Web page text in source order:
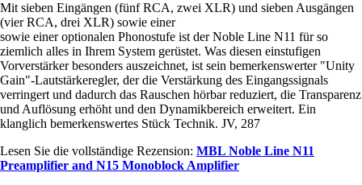
Mit sieben Eingängen (fünf RCA, zwei XLR) und sieben Ausgängen
(vier RCA, drei XLR) sowie einer
sowie einer optionalen Phonostufe ist der Noble Line N11 für so
ziemlich alles in Ihrem System gerüstet. Was diesen einstufigen
Vorverstärker besonders auszeichnet, ist sein bemerkenswerter "Unity
Gain"-Lautstärkeregler, der die Verstärkung des Eingangssignals
verringert und dadurch das Rauschen hörbar reduziert, die Transparenz
und Auflösung erhöht und den Dynamikbereich erweitert. Ein
klanglich bemerkenswertes Stück Technik. JV, 287
Lesen Sie die vollständige Rezension: MBL Noble Line N11
Preamplifier and N15 Monoblock Amplifier